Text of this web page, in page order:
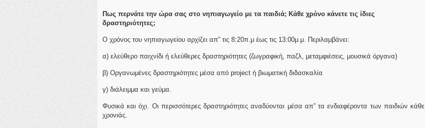
Πως περνάτε την ώρα σας στο νηπιαγωγείο με τα παιδιά; Κάθε χρόνο κάνετε τις ίδιες
δραστηριότητες;
Ο χρόνος του νηπιαγωγείου αρχίζει απ” τις 8:20π.μ έως τις 13:00μ.μ. Περιλαμβάνει:
α) ελεύθερο παιχνίδι ή ελεύθερες δραστηριότητες (ζωγραφική, παζλ, μεταμφιέσεις, μουσικά όργανα)
β) Οργανωμένες δραστηριότητες μέσα από project ή βιωματική διδασκαλία
γ) διάλειμμα και γεύμα.
Φυσικά και όχι. Οι περισσότερες δραστηριότητες αναδύονται μέσα απ” τα ενδιαφέροντα των παιδιών κάθε
χρονιάς.